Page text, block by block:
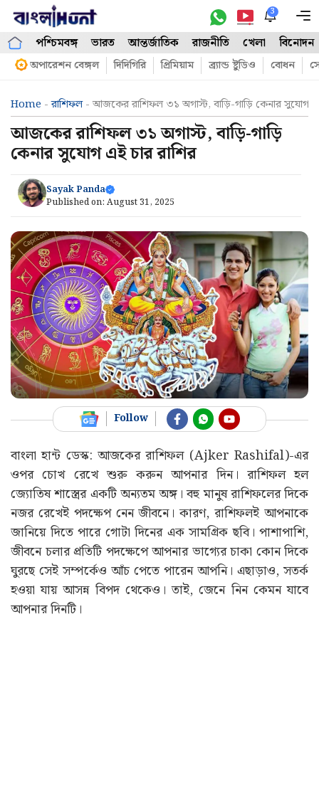
Skip
content
3
পশ্চিমবঙ্গ ভারত আন্তর্জাতিক রাজনীতি খেলা বিনোদন
অপারেশন বেঙ্গল দিদিগিরি প্রিমিয়াম ব্র্যান্ড ষ্টুডিও বোধন
Home -রাশিফল- আজকের রাশিফল ৩১ অগাস্ট, বাড়ি-গাড়ি কেনার সুযোগ
আজকের রাশিফল ৩১ অগাস্ট, বাড়ি-গাড়ি
কেনার সুযোগ এই চার রাশির
Sayak Panda
Published on: August 31, 2025
Follow
বাংলা হান্ট ডেস্ক: আজকের রাশিফল (Ajker Rashifal)-এর
ওপর চোখ রেখে শুরু করুন আপনার দিন। রাশিফল হল
জ্যোতিষ শাস্ত্রের একটি অন্যতম অঙ্গ। বহু মানুষ রাশিফলের দিকে
নজর রেখেই পদক্ষেপ নেন জীবনে। কারণ, রাশিফলই আপনাকে
জানিয়ে দিতে পারে গোটা দিনের এক সামগ্রিক ছবি। পাশাপাশি,
জীবনে চলার প্রতিটি পদক্ষেপে আপনার ভাগ্যের চাকা কোন দিকে
ঘুরছে সেই সম্পর্কেও আঁচ পেতে পারেন আপনি। এছাড়াও, সতর্ক
হওয়া যায় আসন্ন বিপদ থেকেও। তাই, জেনে নিন কেমন যাবে
আপনার দিনটি।